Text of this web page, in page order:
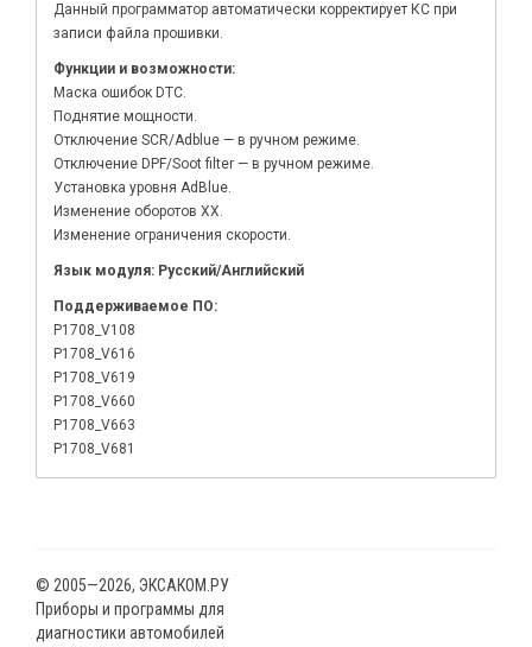
Данный программатор автоматически корректирует КС при
записи файла прошивки.
Функции и возможности:
Маска ошибок DTC.
Поднятие мощности.
Отключение SCR/Adblue — в ручном режиме.
Отключение DPF/Soot filter — в ручном режиме.
Установка уровня AdBlue.
Изменение оборотов ХХ.
Изменение ограничения скорости.
Язык модуля: Русский/Английский
Поддерживаемое ПО:
P1708_V108
P1708_V616
P1708_V619
P1708_V660
P1708_V663
P1708_V681
© 2005—2026, ЭКСАКОМ.РУ
Приборы и программы для
диагностики автомобилей